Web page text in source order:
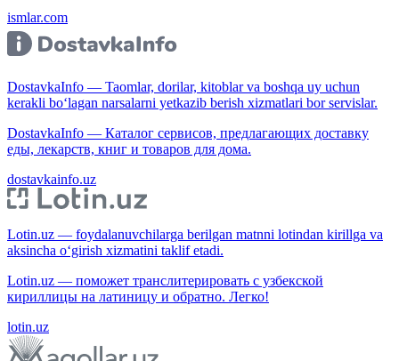
ismlar.com
DostavkaInfo — Taomlar, dorilar, kitoblar va boshqa uy uchun
kerakli bo‘lagan narsalarni yetkazib berish xizmatlari bor servislar.
DostavkaInfo — Каталог сервисов, предлагающих доставку
еды, лекарств, книг и товаров для дома.
dostavkainfo.uz
Lotin.uz — foydalanuvchilarga berilgan matnni lotindan kirillga va
aksincha o‘girish xizmatini taklif etadi.
Lotin.uz — поможет транслитерировать с узбекской
кириллицы на латиницу и обратно. Легко!
lotin.uz